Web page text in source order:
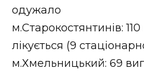
одужало
м.Старокостянтинів:
лікується (9
м.Хмельницький: 69